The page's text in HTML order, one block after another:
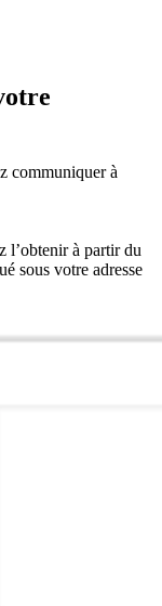
communiquer à
l’obtenir à partir du
sous votre adresse